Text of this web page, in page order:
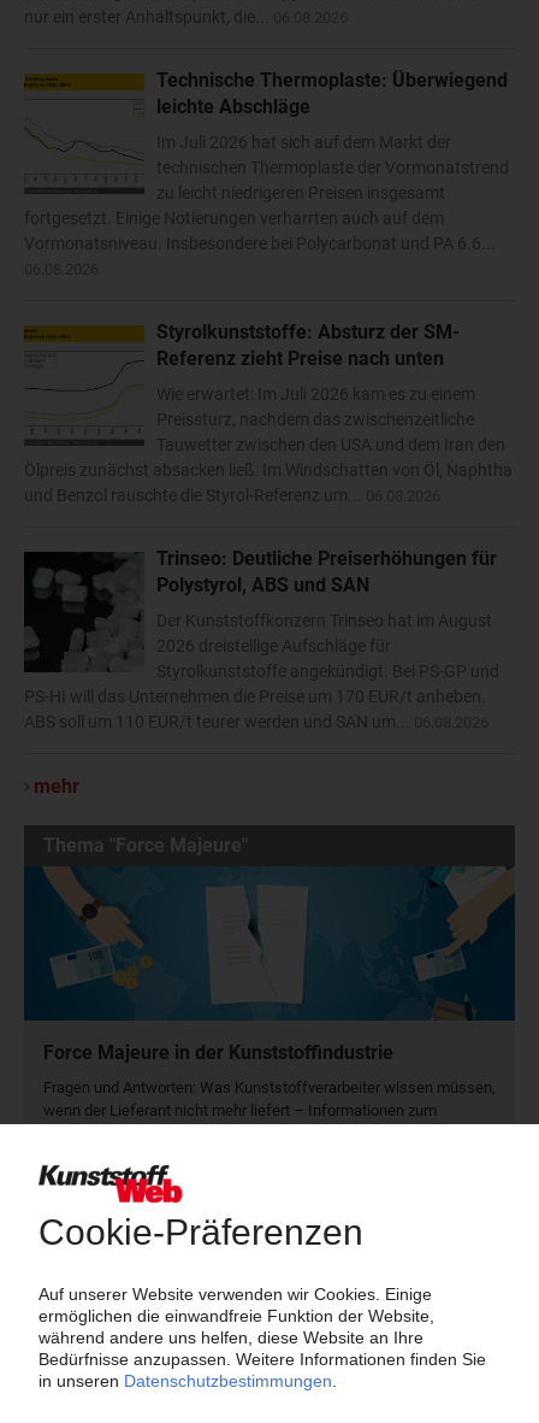
nur ein erster Anhaltspunkt, die...
Technische Thermoplaste: Überwiegend
leichte Abschläge
Im Juli 2026 hat sich auf dem Markt der
technischen Thermoplaste der Vormonatstrend
zu leicht niedrigeren Preisen insgesamt
fortgesetzt. Einige Notierungen verharrten auch auf dem
Vormonatsniveau. Insbesondere bei Polycarbonat und PA 6.6...
Styrolkunststoffe: Absturz der SM-
Referenz zieht Preise nach unten
Wie erwartet: Im Juli 2026 kam es zu einem
Preissturz, nachdem das zwischenzeitliche
Tauwetter zwischen den USA und dem Iran den
Ölpreis zunächst absacken ließ. Im Windschatten von Öl, Naphtha
und Benzol rauschte die Styrol-Referenz um...
Trinseo: Deutliche Preiserhöhungen für
Polystyrol, ABS und SAN
Der Kunststoffkonzern Trinseo hat im August
2026 dreistellige Aufschläge für
Styrolkunststoffe angekündigt. Bei PS-GP und
PS-HI will das Unternehmen die Preise um 170 EUR/t anheben.
ABS soll um 110 EUR/t teurer werden und SAN um...
mehr
Thema "Force Majeure"
Force Majeure in der Kunststoffindustrie
Fragen und Antworten: Was Kunst­stoff­verarbeiter wissen müssen,
wenn der Lieferant nicht mehr liefert – Informationen zum
Jetzt lesen
Newsletter